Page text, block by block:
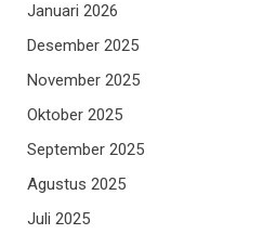
Januari 2026
Desember 2025
November 2025
Oktober 2025
September 2025
Agustus 2025
Juli 2025